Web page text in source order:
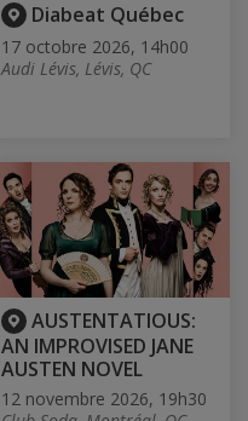
Diabeat Québec
17 octobre 2026, 14h00
Audi Lévis, Lévis, QC
AUSTENTATIOUS:
AN IMPROVISED JANE
AUSTEN NOVEL
12 novembre 2026, 19h30